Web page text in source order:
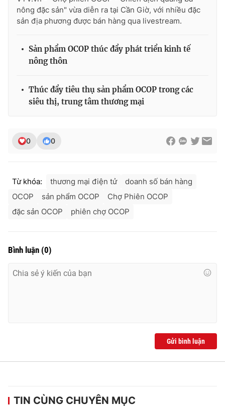
nông đặc sản" vừa diễn ra tại Cần Giờ, với nhiều đặc
sản địa phương được bán hàng qua livestream.
Sản phẩm OCOP thúc đẩy phát triển kinh tế
nông thôn
Thúc đẩy tiêu thụ sản phẩm OCOP trong các
siêu thị, trung tâm thương mại
0 0
Từ khóa: thương mại điện tử
doanh số bán hàng
OCOP
sản phẩm OCOP
Chợ Phiên OCOP
đặc sản OCOP
phiên chợ OCOP
Bình luận (0)
Gửi bình luận
TIN CÙNG CHUYÊN MỤC